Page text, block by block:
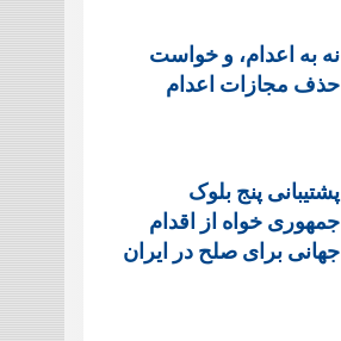
نه به اعدام، و خواست
حذف مجازات اعدام
پشتيبانی پنج بلوک
جمهوری خواه از اقدام
جهانی برای صلح در ایران